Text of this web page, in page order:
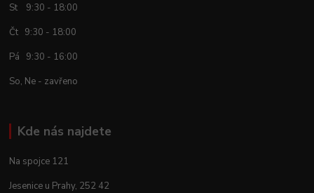
St 9:30 - 18:00
Čt 9:30 - 18:00
Pá 9:30 - 16:00
So, Ne - zavřeno
Kde nás najdete
Na spojce 121
Jesenice u Prahy, 252 42